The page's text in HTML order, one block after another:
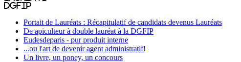
DGFIP
Portait de Lauréats : Récapitulatif de candidats devenus Lauréats
De apiculteur à double lauréat à la DGFIP
Eudesdeparis - pur produit interne
...ou l'art de devenir agent administratif!
Un livre, un poney, un concours